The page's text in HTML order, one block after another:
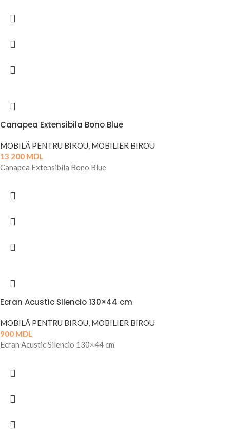
Canapea Extensibila Bono Blue
MOBILĂ PENTRU BIROU, MOBILIER BIROU
13 200 MDL
Canapea Extensibila Bono Blue
Ecran Acustic Silencio 130×44 cm
MOBILĂ PENTRU BIROU, MOBILIER BIROU
900 MDL
Ecran Acustic Silencio 130×44 cm